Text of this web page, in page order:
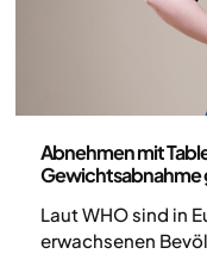
Abnehmen mit
Gewichtsabnahme
Laut WHO sind in
erwachsenen